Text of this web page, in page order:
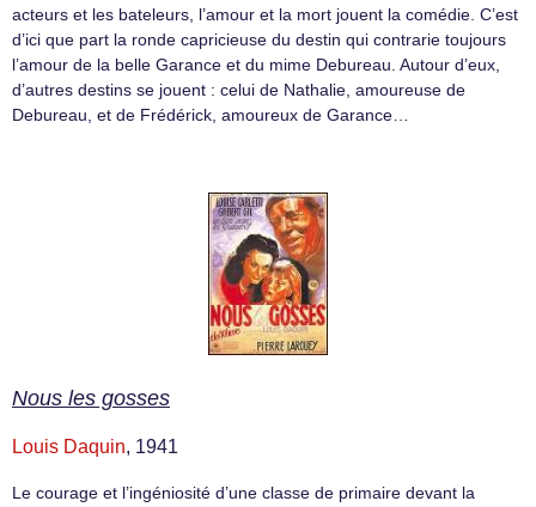
acteurs et les bateleurs, l’amour et la mort jouent la comédie. C’est
d’ici que part la ronde capricieuse du destin qui contrarie toujours
l’amour de la belle Garance et du mime Debureau. Autour d’eux,
d’autres destins se jouent : celui de Nathalie, amoureuse de
Debureau, et de Frédérick, amoureux de Garance…
Nous les gosses
Louis Daquin, 1941
Le courage et l’ingéniosité d’une classe de primaire devant la